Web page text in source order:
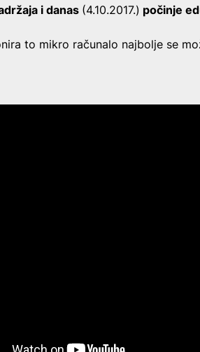
i danas (4.10.2017.) počinje
to mikro računalo najbolje se